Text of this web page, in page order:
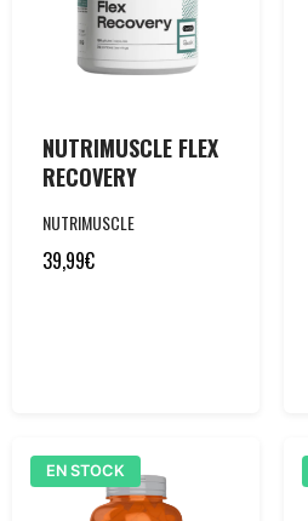
NUTRIMUSCLE FLEX
RECOVERY
NUTRIMUSCLE
39,99€
EN STOCK